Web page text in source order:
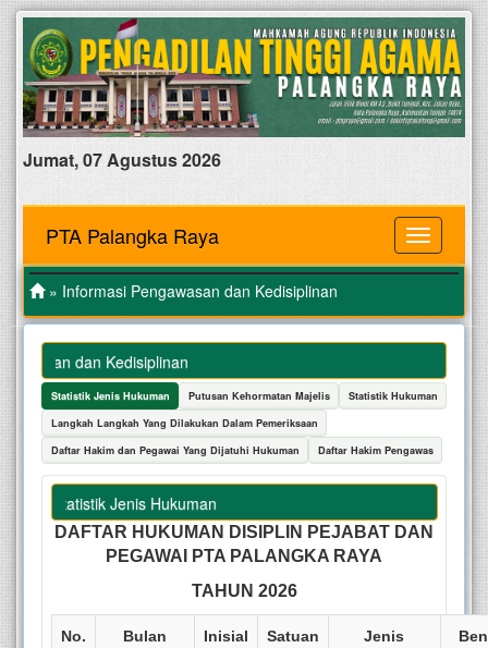
Jumat, 07 Agustus 2026
MENU
PTA Palangka Raya
» Informasi Pengawasan dan Kedisiplinan
dan Kedisiplinan
Statistik Jenis Hukuman Putusan Kehormatan Majelis
Statistik Hukuman
Langkah Langkah Yang Dilakukan Dalam Pemeriksaan
Daftar Hakim dan Pegawai Yang Dijatuhi Hukuman
Daftar Hakim Pengawas
Statistik Jenis Hukuman
DAFTAR HUKUMAN DISIPLIN PEJABAT DAN
PEGAWAI PTA PALANGKA RAYA
TAHUN 2026
No.
Bulan
Inisial
Satuan
Jenis